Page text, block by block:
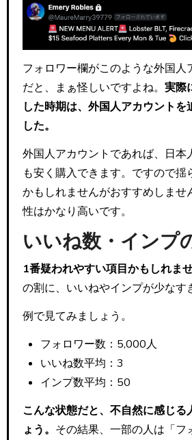
フォロワー欄がこのような外国人
だと、まぁ怪しいですよね。 実際
した時期は、外国人アカウントを
した。
外国人アカウントであれば、日本
も安く購入できます。ですので揺
かもしれませんがおすすめしませ
性はかなり高いです。
いいね数・インプ
1番疑われやすい項目かもしれませ
の割に、いいねやインプが少なす
例で見てみましょう。
フォロワー数：5,000人
いいね数平均：3
インプ数平均：50
こんな状態だと、不自然に感じる
ょう。 その結果、一部の人は「フ